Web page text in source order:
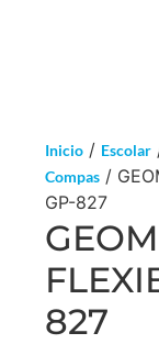
Inicio / Escolar
Compas /
GP-827
827